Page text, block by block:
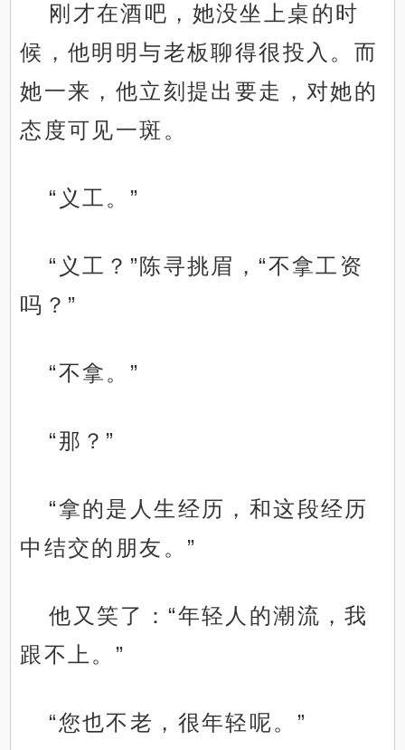
刚才在酒吧，她没坐上桌的时
候，他明明与老板聊得很投入。而
她一来，他立刻提出要走，对她的
态度可见一斑。
“义工。”
“义工？”陈寻挑眉，“不拿工资
吗？”
“不拿。”
“那？”
“拿的是人生经历，和这段经历
中结交的朋友。”
他又笑了：“年轻人的潮流，我
跟不上。”
“您也不老，很年轻呢。”